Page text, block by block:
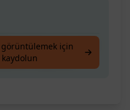
uyumlu ve insanlar
oluşturun
görüntülemek için
kaydolun